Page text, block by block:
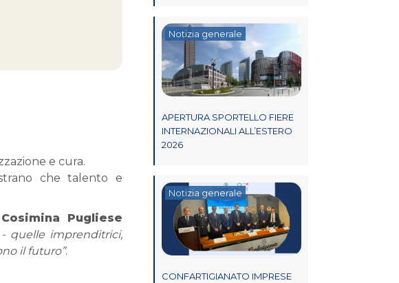
e cura.
che talento e
Cosimina Pugliese
- quelle imprenditrici,
il futuro”.
Notizia generale
APERTURA SPORTELLO FIERE
INTERNAZIONALI ALL’ESTERO
2026
Notizia generale
CONFARTIGIANATO IMPRESE